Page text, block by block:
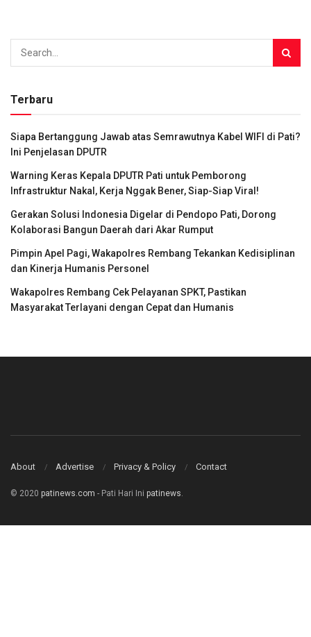
Terbaru
Siapa Bertanggung Jawab atas Semrawutnya Kabel WIFI di Pati?
Ini Penjelasan DPUTR
Warning Keras Kepala DPUTR Pati untuk Pemborong
Infrastruktur Nakal, Kerja Nggak Bener, Siap-Siap Viral!
Gerakan Solusi Indonesia Digelar di Pendopo Pati, Dorong
Kolaborasi Bangun Daerah dari Akar Rumput
Pimpin Apel Pagi, Wakapolres Rembang Tekankan Kedisiplinan
dan Kinerja Humanis Personel
Wakapolres Rembang Cek Pelayanan SPKT, Pastikan
Masyarakat Terlayani dengan Cepat dan Humanis
About Advertise Privacy & Policy Contact
© 2020 patinews.com - Pati Hari Ini patinews.